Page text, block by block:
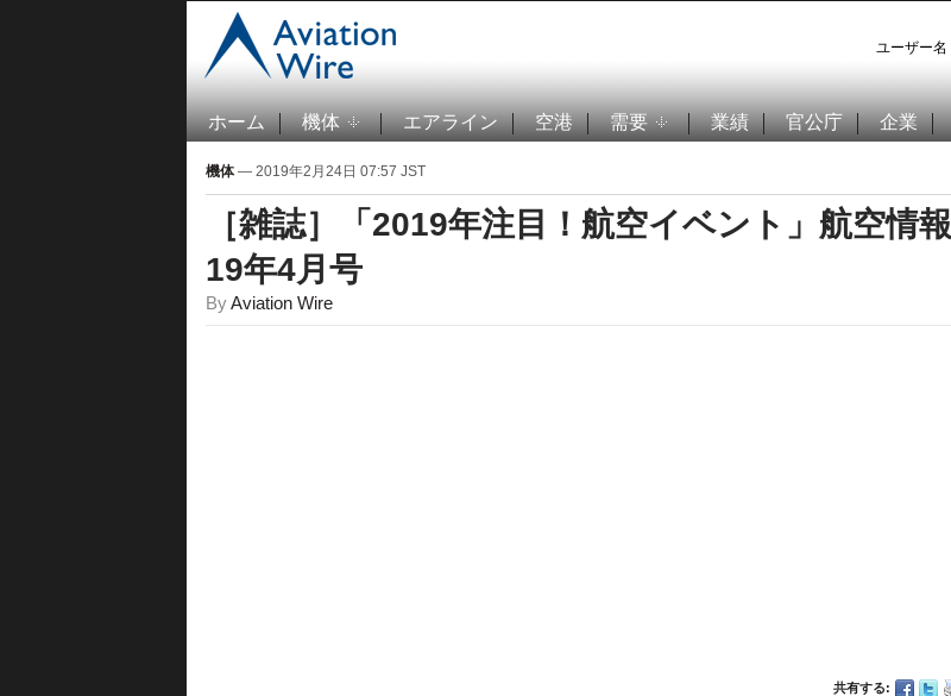
ユーザー名
ホーム 機体 エアライン 空港 需要 業績 官公庁 企業
機体— 2019年2月24日 07:57 JST
［雑誌］「2019年注目！航空イベント」航空情報
19年4月号
ByAviation Wire
共有する: